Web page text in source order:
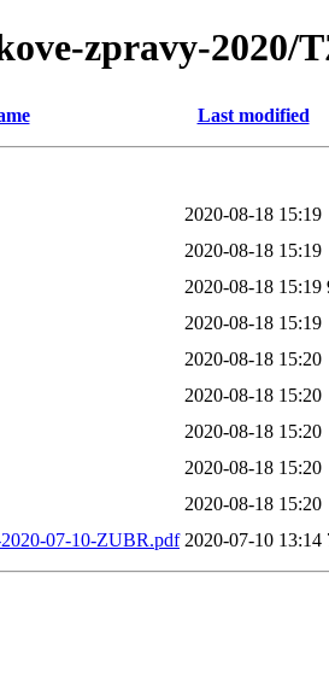
zpravy-2020/
Last modified
2020-08-18 15:19
2020-08-18 15:19
2020-08-18 15:19
2020-08-18 15:19
2020-08-18 15:20
2020-08-18 15:20
2020-08-18 15:20
2020-08-18 15:20
2020-08-18 15:20
07-10-ZUBR.pdf 2020-07-10 13:14